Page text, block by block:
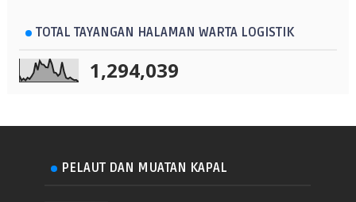
TOTAL TAYANGAN HALAMAN WARTA LOGISTIK
1,294,039
PELAUT DAN MUATAN KAPAL